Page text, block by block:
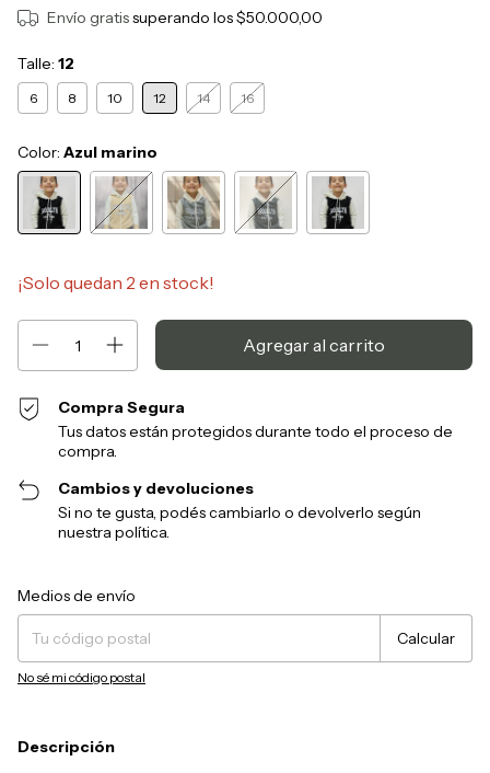
Envío gratissuperando los$50.000,00
Talle: 12
6 8 10 12 14 16
Color: Azul marino
¡Solo quedan 2 en stock!
Compra Segura
Tus datos están protegidos durante todo el proceso de
compra.
Cambios y devoluciones
Si no te gusta, podés cambiarlo o devolverlo según
nuestra política.
Entregas para el CP:
Medios de envío
Calcular
No sé mi código postal
Descripción